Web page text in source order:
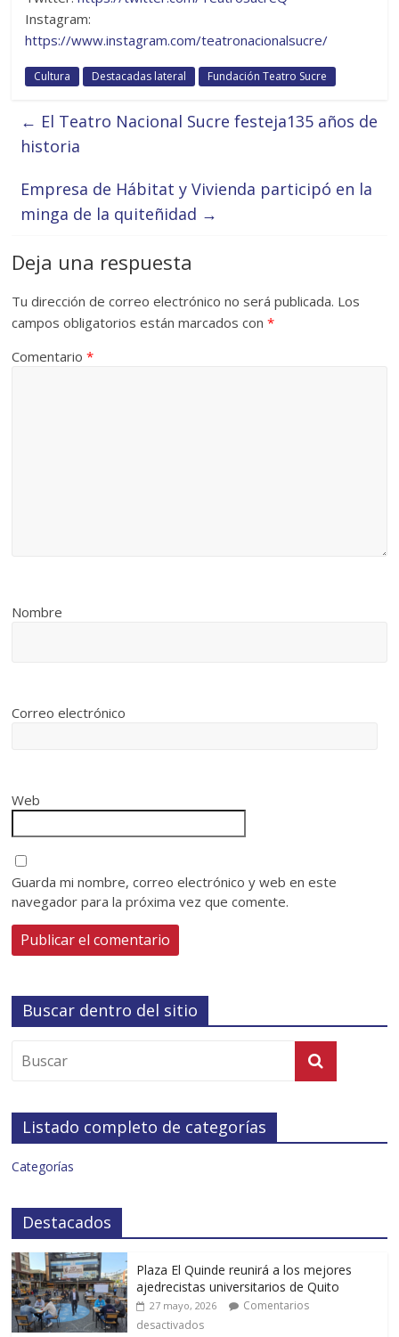
Instagram:
https://www.instagram.com/teatronacionalsucre/
Cultura Destacadas lateral Fundación Teatro Sucre
← El Teatro Nacional Sucre festeja135 años de
historia
Empresa de Hábitat y Vivienda participó en la
minga de la quiteñidad →
Deja una respuesta
Tu dirección de correo electrónico no será publicada. Los
campos obligatorios están marcados con*
Comentario*
Nombre
Correo electrónico
Web
Guarda mi nombre, correo electrónico y web en este
navegador para la próxima vez que comente.
Buscar dentro del sitio
Listado completo de categorías
Categorías
Destacados
Plaza El Quinde reunirá a los mejores
ajedrecistas universitarios de Quito
27 mayo, 2026
Comentarios
desactivados